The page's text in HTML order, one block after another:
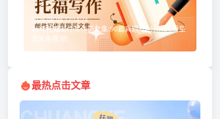
2026-08-08 17:14:24
26年托福邮件写作范文集:90篇真题+高分示范,滑至
文末免费领!
最热点击文章